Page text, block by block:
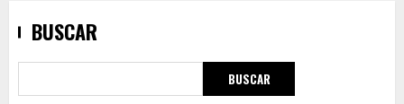
BUSCAR
BUSCAR